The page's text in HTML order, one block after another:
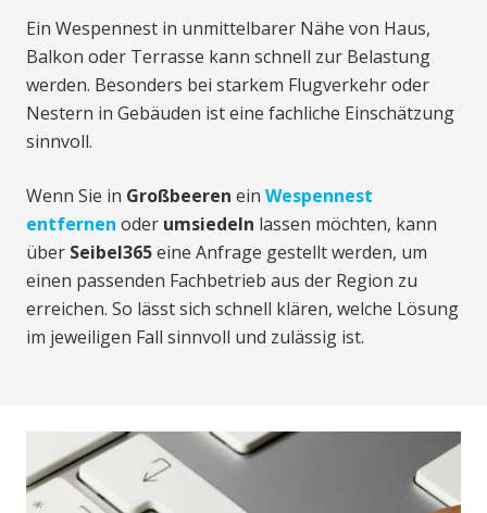
Ein Wespennest in unmittelbarer Nähe von Haus,
Balkon oder Terrasse kann schnell zur Belastung
werden. Besonders bei starkem Flugverkehr oder
Nestern in Gebäuden ist eine fachliche Einschätzung
sinnvoll.
Wenn Sie in Großbeeren ein Wespennest
entfernen oder umsiedeln lassen möchten, kann
über Seibel365eine Anfrage gestellt werden, um
einen passenden Fachbetrieb aus der Region zu
erreichen. So lässt sich schnell klären, welche Lösung
im jeweiligen Fall sinnvoll und zulässig ist.